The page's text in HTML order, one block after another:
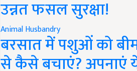
उन्नत फसल सुरक्षा!
Animal Husbandry
बरसात में पशुओं को
से कैसे बचाएं? अपनाएं